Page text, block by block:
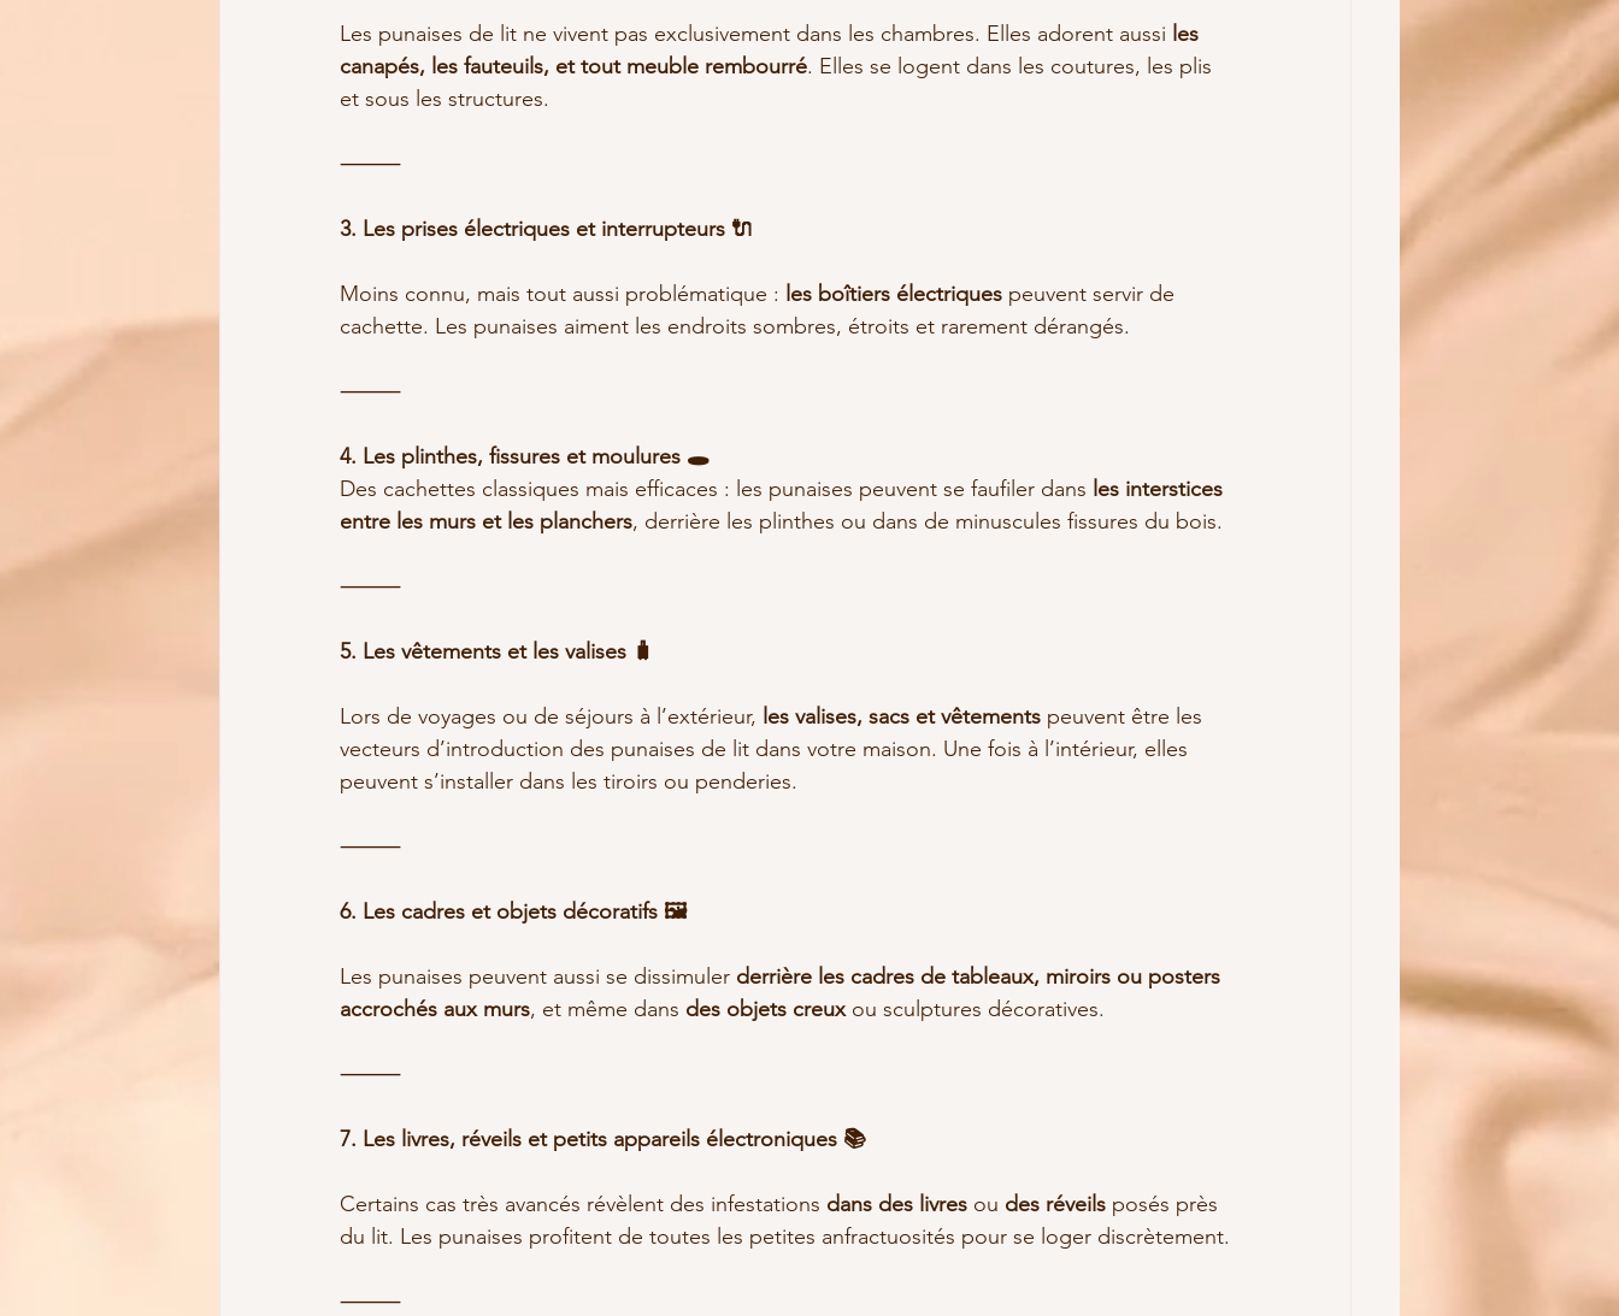
Les punaises de lit ne vivent pas exclusivement dans les chambres. Elles adorent aussi les
canapés, les fauteuils, et tout meuble rembourré. Elles se logent dans les coutures, les plis
et sous les structures.
⸻
3. Les prises électriques et interrupteurs 🔌
Moins connu, mais tout aussi problématique : les boîtiers électriques peuvent servir de
cachette. Les punaises aiment les endroits sombres, étroits et rarement dérangés.
⸻
4. Les plinthes, fissures et moulures 🕳️
Des cachettes classiques mais efficaces : les punaises peuvent se faufiler dans les interstices
entre les murs et les planchers, derrière les plinthes ou dans de minuscules fissures du bois.
⸻
5. Les vêtements et les valises 🧳
Lors de voyages ou de séjours à l’extérieur, les valises, sacs et vêtements peuvent être les
vecteurs d’introduction des punaises de lit dans votre maison. Une fois à l’intérieur, elles
peuvent s’installer dans les tiroirs ou penderies.
⸻
6. Les cadres et objets décoratifs 🖼️
Les punaises peuvent aussi se dissimuler derrière les cadres de tableaux, miroirs ou posters
accrochés aux murs, et même dans des objets creux ou sculptures décoratives.
⸻
7. Les livres, réveils et petits appareils électroniques 📚
Certains cas très avancés révèlent des infestations dans des livres ou des réveils posés près
du lit. Les punaises profitent de toutes les petites anfractuosités pour se loger discrètement.
⸻